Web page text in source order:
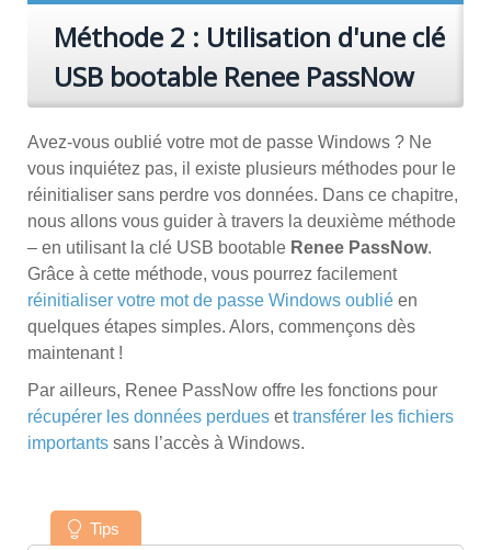
Méthode 2 : Utilisation d'une clé
USB bootable Renee PassNow
Avez-vous oublié votre mot de passe Windows ? Ne
vous inquiétez pas, il existe plusieurs méthodes pour le
réinitialiser sans perdre vos données. Dans ce chapitre,
nous allons vous guider à travers la deuxième méthode
– en utilisant la clé USB bootable Renee PassNow.
Grâce à cette méthode, vous pourrez facilement
réinitialiser votre mot de passe Windows oublié en
quelques étapes simples. Alors, commençons dès
maintenant !
Par ailleurs, Renee PassNow offre les fonctions pour
récupérer les données perdues ettransférer les fichiers
importants sans l’accès à Windows.
Tips